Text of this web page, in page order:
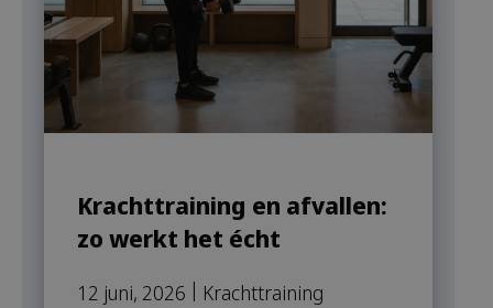
Krachttraining en afvallen:
zo werkt het écht
12 juni, 2026 | Krachttraining